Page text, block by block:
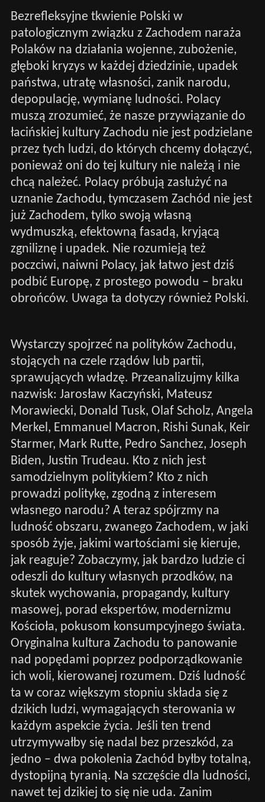
Bezrefleksyjne tkwienie Polski w
patologicznym związku z Zachodem naraża
Polaków na działania wojenne, zubożenie,
głęboki kryzys w każdej dziedzinie, upadek
państwa, utratę własności, zanik narodu,
depopulację, wymianę ludności. Polacy
muszą zrozumieć, że nasze przywiązanie do
łacińskiej kultury Zachodu nie jest podzielane
przez tych ludzi, do których chcemy dołączyć,
ponieważ oni do tej kultury nie należą i nie
chcą należeć. Polacy próbują zasłużyć na
uznanie Zachodu, tymczasem Zachód nie jest
już Zachodem, tylko swoją własną
wydmuszką, efektowną fasadą, kryjącą
zgniliznę i upadek. Nie rozumieją też
poczciwi, naiwni Polacy, jak łatwo jest dziś
podbić Europę, z prostego powodu – braku
obrońców. Uwaga ta dotyczy również Polski.
Wystarczy spojrzeć na polityków Zachodu,
stojących na czele rządów lub partii,
sprawujących władzę. Przeanalizujmy kilka
nazwisk: Jarosław Kaczyński, Mateusz
Morawiecki, Donald Tusk, Olaf Scholz, Angela
Merkel, Emmanuel Macron, Rishi Sunak, Keir
Starmer, Mark Rutte, Pedro Sanchez, Joseph
Biden, Justin Trudeau. Kto z nich jest
samodzielnym politykiem? Kto z nich
prowadzi politykę, zgodną z interesem
własnego narodu? A teraz spójrzmy na
ludność obszaru, zwanego Zachodem, w jaki
sposób żyje, jakimi wartościami się kieruje,
jak reaguje? Zobaczymy, jak bardzo ludzie ci
odeszli do kultury własnych przodków, na
skutek wychowania, propagandy, kultury
masowej, porad ekspertów, modernizmu
Kościoła, pokusom konsumpcyjnego świata.
Oryginalna kultura Zachodu to panowanie
nad popędami poprzez podporządkowanie
ich woli, kierowanej rozumem. Dziś ludność
ta w coraz większym stopniu składa się z
dzikich ludzi, wymagających sterowania w
każdym aspekcie życia. Jeśli ten trend
utrzymywałby się nadal bez przeszkód, za
jedno – dwa pokolenia Zachód byłby totalną,
dystopijną tyranią. Na szczęście dla ludności,
nawet tej dzikiej to się nie uda. Zanim